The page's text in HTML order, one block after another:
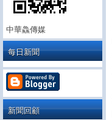
中華鱻傳媒
每日新聞
新聞回顧